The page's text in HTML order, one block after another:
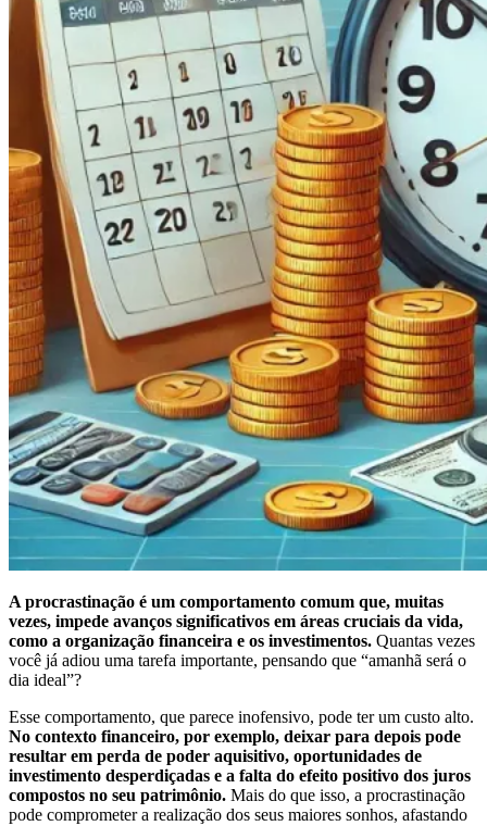
A procrastinação é um comportamento comum que, muitas
vezes, impede avanços significativos em áreas cruciais da vida,
como a organização financeira e os investimentos. Quantas vezes
você já adiou uma tarefa importante, pensando que “amanhã será o
dia ideal”?
Esse comportamento, que parece inofensivo, pode ter um custo alto.
No contexto financeiro, por exemplo, deixar para depois pode
resultar em perda de poder aquisitivo, oportunidades de
investimento desperdiçadas e a falta do efeito positivo dos juros
compostos no seu patrimônio. Mais do que isso, a procrastinação
pode comprometer a realização dos seus maiores sonhos, afastando